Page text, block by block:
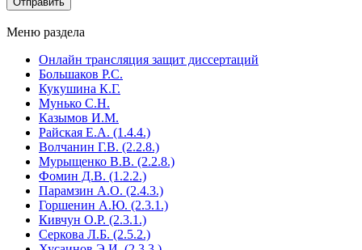
Меню раздела
Онлайн трансляция защит диссертаций
Большаков Р.С.
Кукушина К.Г.
Мунько С.Н.
Казымов И.М.
Райская Е.А. (1.4.4.)
Волчанин Г.В. (2.2.8.)
Мурыщенко В.В. (2.2.8.)
Фомин Д.В. (1.2.2.)
Парамзин А.О. (2.4.3.)
Горшенин А.Ю. (2.3.1.)
Кивчун О.Р. (2.3.1.)
Серкова Л.Б. (2.5.2.)